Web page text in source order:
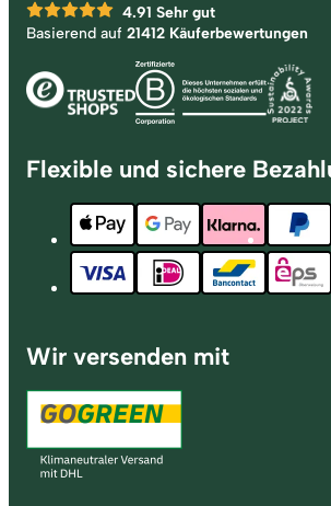
4.91 Sehr gut
Basierend auf 21412 Käuferbewertungen
Flexible und sichere
Wir versenden mit